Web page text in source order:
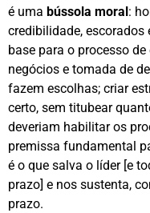
é uma bússola moral :
credibilidade, escorados
base para o processo
negócios e tomada de
fazem escolhas; criar
certo, sem titubear
deveriam habilitar os
premissa fundamental
é o que salva o líder [e
prazo] e nos sustenta,
prazo.